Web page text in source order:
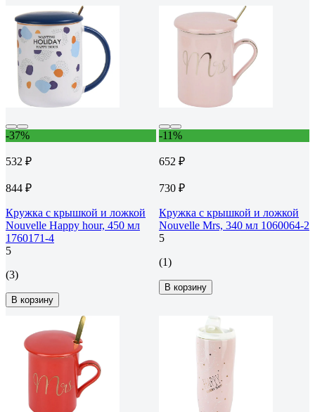
-37%
532 ₽
844 ₽
Кружка с крышкой и ложкой
Nouvelle Happy hour, 450 мл
1760171-4
5
(3)
В корзину
-11%
652 ₽
730 ₽
Кружка с крышкой и ложкой
Nouvelle Mrs, 340 мл 1060064-2
5
(1)
В корзину